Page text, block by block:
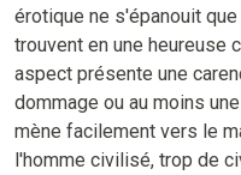
érotique ne s'épanouit
trouvent en une heureuse
aspect présente une
dommage ou au moins
mène facilement vers le
l'homme civilisé, trop de